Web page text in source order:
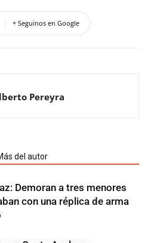
+ Seguinos en Google
Pereyra
del autor
Demoran a tres menores
con una réplica de arma